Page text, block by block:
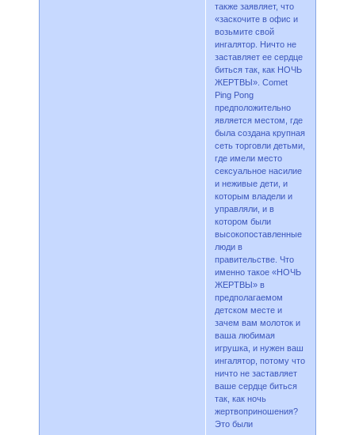
также заявляет, что
«заскочите в офис и
возьмите свой
ингалятор. Ничто не
заставляет ее сердце
биться так, как НОЧЬ
ЖЕРТВЫ». Comet
Ping Pong
предположительно
является местом, где
была создана крупная
сеть торговли детьми,
где имели место
сексуальное насилие
и неживые дети, и
которым владели и
управляли, и в
котором были
высокопоставленные
люди в
правительстве. Что
именно такое «НОЧЬ
ЖЕРТВЫ» в
предполагаемом
детском месте и
зачем вам молоток и
ваша любимая
игрушка, и нужен ваш
ингалятор, потому что
ничто не заставляет
ваше сердце биться
так, как ночь
жертвоприношения?
Это были